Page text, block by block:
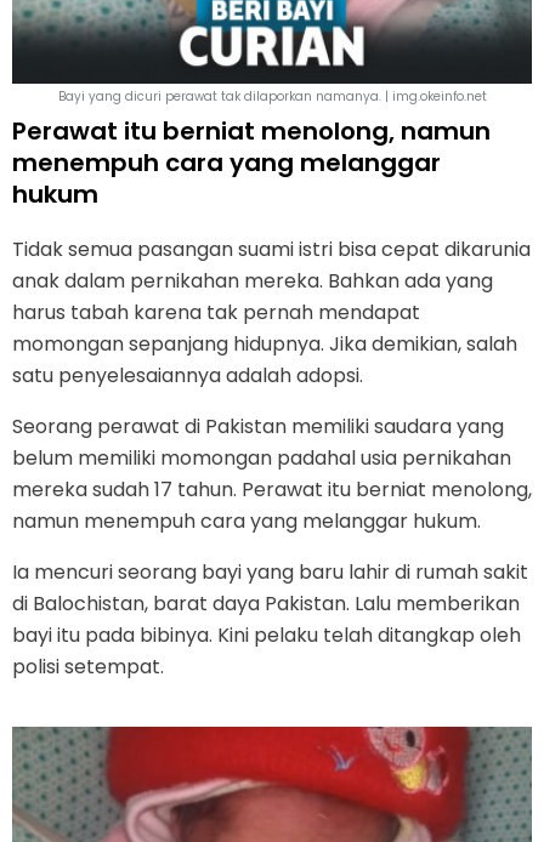
Bayi yang dicuri perawat tak dilaporkan namanya. | img.okeinfo.net
Perawat itu berniat menolong, namun
menempuh cara yang melanggar
hukum
Tidak semua pasangan suami istri bisa cepat dikarunia
anak dalam pernikahan mereka. Bahkan ada yang
harus tabah karena tak pernah mendapat
momongan sepanjang hidupnya. Jika demikian, salah
satu penyelesaiannya adalah adopsi.
Seorang perawat di Pakistan memiliki saudara yang
belum memiliki momongan padahal usia pernikahan
mereka sudah 17 tahun. Perawat itu berniat menolong,
namun menempuh cara yang melanggar hukum.
Ia mencuri seorang bayi yang baru lahir di rumah sakit
di Balochistan, barat daya Pakistan. Lalu memberikan
bayi itu pada bibinya. Kini pelaku telah ditangkap oleh
polisi setempat.